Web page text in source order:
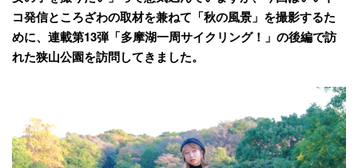
コ発信ところざわの取材を兼ねて「秋の風景」を撮影するた
めに、連載第13弾「多摩湖一周サイクリング！」の後編で訪
れた狭山公園を訪問してきました。